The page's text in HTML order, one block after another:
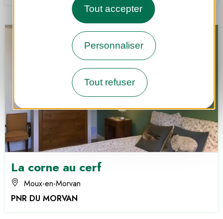
Tout accepter
Personnaliser
Tout refuser
La corne au cerf
Moux-en-Morvan
PNR DU MORVAN